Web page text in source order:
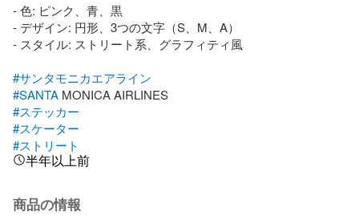
- 色: ピンク、青、黒
- デザイン: 円形、3つの文字（S、M、A）
- スタイル: ストリート系、グラフィティ風
#サンタモニカエアライン
#SANTA
#ステッカー
#スケーター
#ストリート
半年以上前
商品の情報